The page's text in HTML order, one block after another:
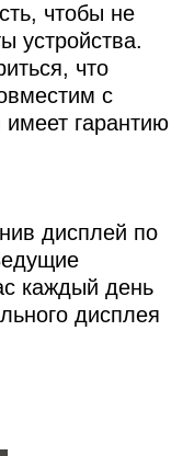
чтобы не
устройства.
что
с
гарантию
дисплей по
каждый день
дисплея